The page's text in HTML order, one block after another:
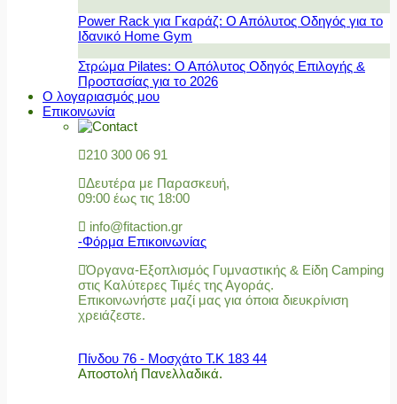
Power Rack για Γκαράζ: Ο Απόλυτος Οδηγός για το
Ιδανικό Home Gym
Στρώμα Pilates: Ο Απόλυτος Οδηγός Επιλογής &
Προστασίας για το 2026
Ο λογαριασμός μου
Επικοινωνία
210 300 06 91
Δευτέρα με Παρασκευή,
09:00 έως τις 18:00
info@fitaction.gr
-Φόρμα Επικοινωνίας
Όργανα-Εξοπλισμός Γυμναστικής & Είδη Camping
στις Καλύτερες Τιμές της Αγοράς.
Επικοινωνήστε μαζί μας για όποια διευκρίνιση
χρειάζεστε.
Πίνδου 76 - Μοσχάτο Τ.Κ 183 44
Αποστολή Πανελλαδικά.